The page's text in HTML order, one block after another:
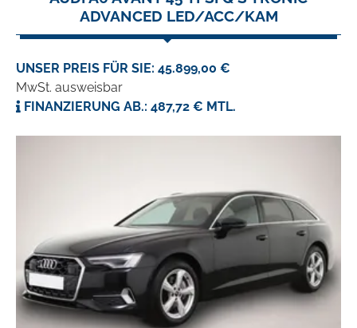
ADVANCED LED/ACC/KAM
UNSER PREIS FÜR SIE: 45.899,00 €
MwSt. ausweisbar
FINANZIERUNG AB.: 487,72 € MTL.